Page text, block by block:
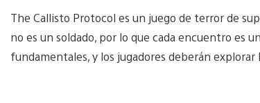
The Callisto Protocol es un juego de terror de
no es un soldado, por lo que cada encuentro es
fundamentales, y los jugadores deberán